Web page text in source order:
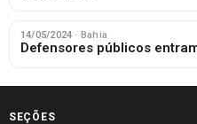
14/05/2024 · Bahia
Defensores públicos
SEÇÕES